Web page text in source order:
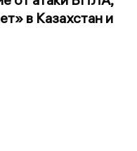
в Казахстан и